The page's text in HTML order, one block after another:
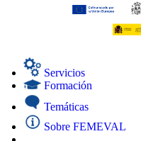
Servicios
Formación
Temáticas
Sobre FEMEVAL